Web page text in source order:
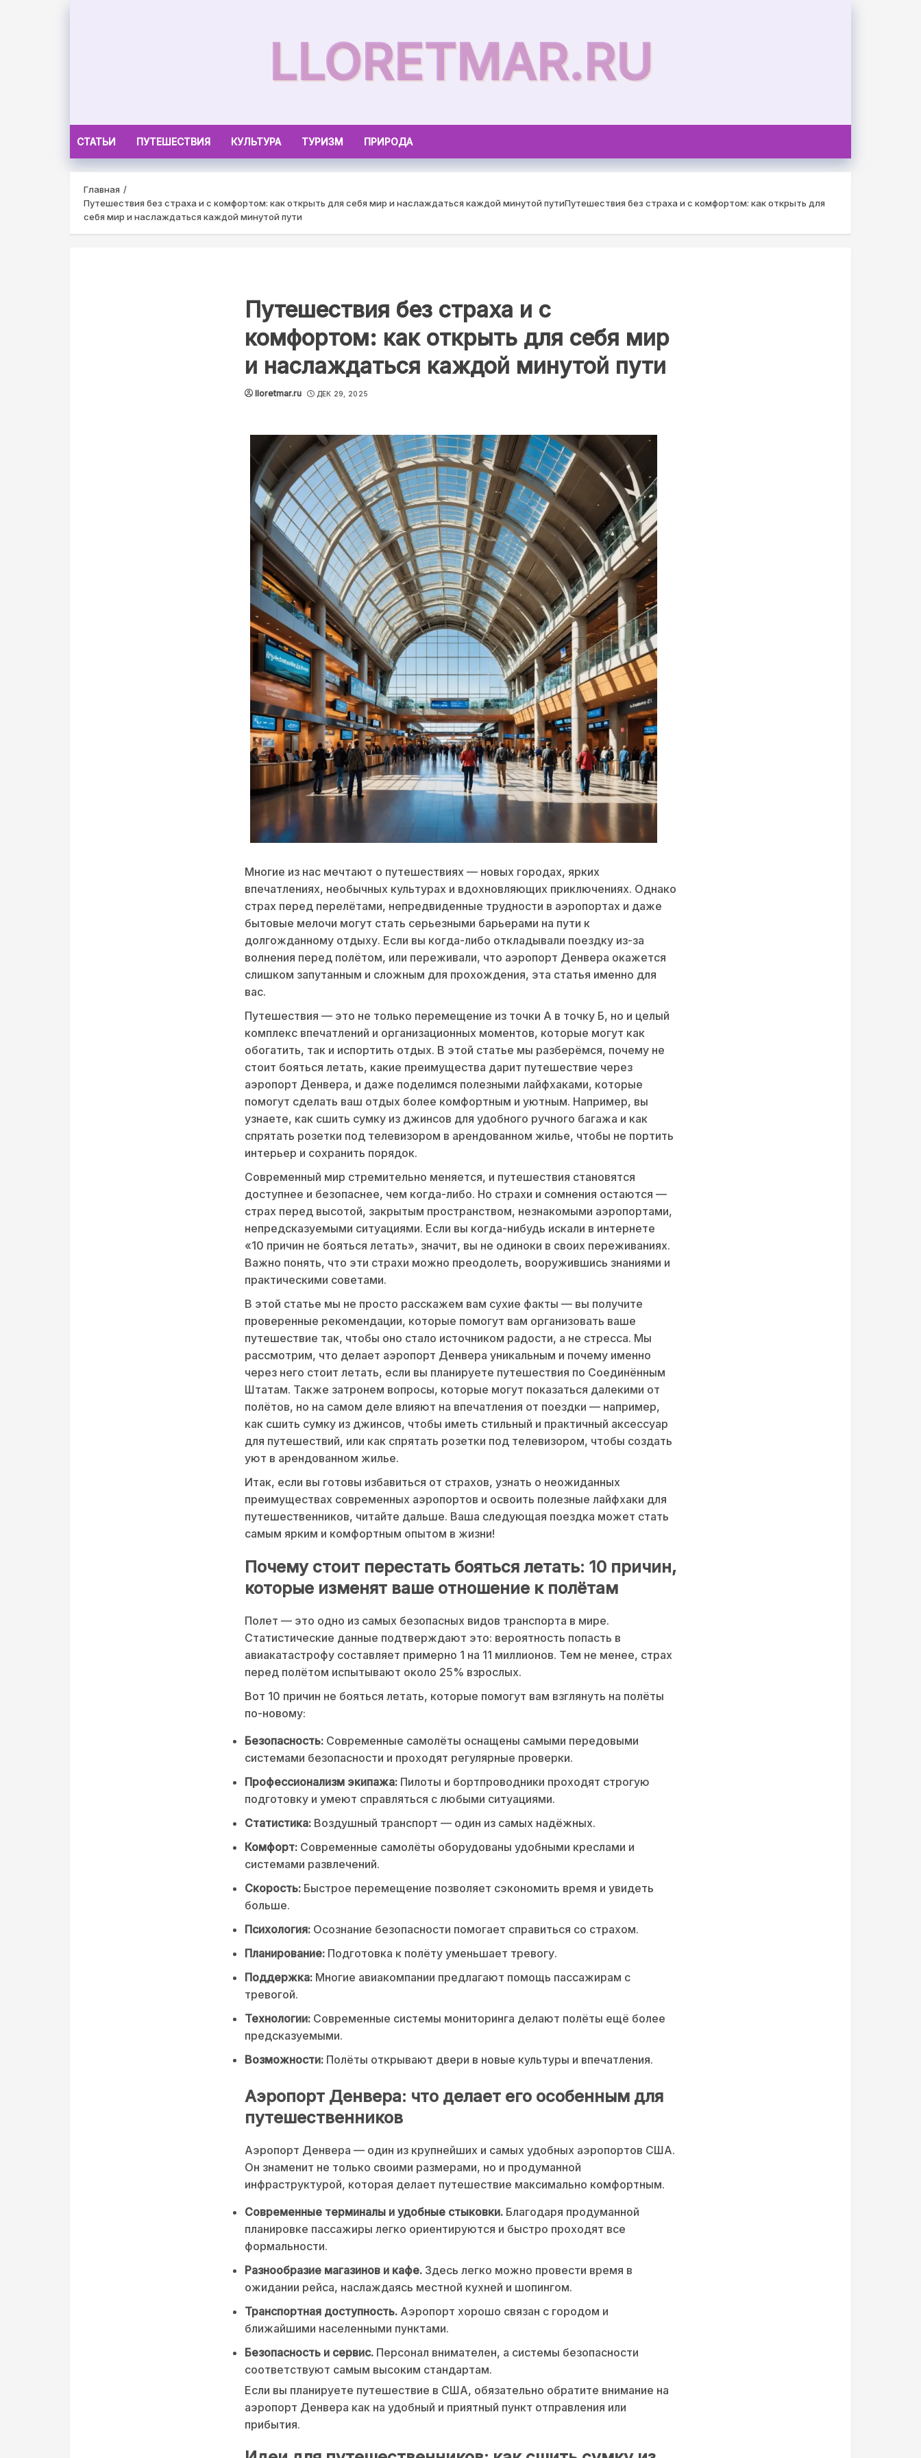
LLORETMAR.RU
СТАТЬИ ПУТЕШЕСТВИЯ КУЛЬТУРА ТУРИЗМ ПРИРОДА
Главная
Путешествия без страха и с комфортом: как открыть для себя мир и наслаждаться каждой минутой путиПутешествия без страха и с комфортом: как открыть для
себя мир и наслаждаться каждой минутой пути
Путешествия без страха и с
комфортом: как открыть для себя мир
и наслаждаться каждой минутой пути
lloretmar.ru ДЕК 29, 2025
Многие из нас мечтают о путешествиях — новых городах, ярких
впечатлениях, необычных культурах и вдохновляющих приключениях. Однако
страх перед перелётами, непредвиденные трудности в аэропортах и даже
бытовые мелочи могут стать серьезными барьерами на пути к
долгожданному отдыху. Если вы когда-либо откладывали поездку из-за
волнения перед полётом, или переживали, что аэропорт Денвера окажется
слишком запутанным и сложным для прохождения, эта статья именно для
вас.
Путешествия — это не только перемещение из точки А в точку Б, но и целый
комплекс впечатлений и организационных моментов, которые могут как
обогатить, так и испортить отдых. В этой статье мы разберёмся, почему не
стоит бояться летать, какие преимущества дарит путешествие через
аэропорт Денвера, и даже поделимся полезными лайфхаками, которые
помогут сделать ваш отдых более комфортным и уютным. Например, вы
узнаете, как сшить сумку из джинсов для удобного ручного багажа и как
спрятать розетки под телевизором в арендованном жилье, чтобы не портить
интерьер и сохранить порядок.
Современный мир стремительно меняется, и путешествия становятся
доступнее и безопаснее, чем когда-либо. Но страхи и сомнения остаются —
страх перед высотой, закрытым пространством, незнакомыми аэропортами,
непредсказуемыми ситуациями. Если вы когда-нибудь искали в интернете
«10 причин не бояться летать», значит, вы не одиноки в своих переживаниях.
Важно понять, что эти страхи можно преодолеть, вооружившись знаниями и
практическими советами.
В этой статье мы не просто расскажем вам сухие факты — вы получите
проверенные рекомендации, которые помогут вам организовать ваше
путешествие так, чтобы оно стало источником радости, а не стресса. Мы
рассмотрим, что делает аэропорт Денвера уникальным и почему именно
через него стоит летать, если вы планируете путешествия по Соединённым
Штатам. Также затронем вопросы, которые могут показаться далекими от
полётов, но на самом деле влияют на впечатления от поездки — например,
как сшить сумку из джинсов, чтобы иметь стильный и практичный аксессуар
для путешествий, или как спрятать розетки под телевизором, чтобы создать
уют в арендованном жилье.
Итак, если вы готовы избавиться от страхов, узнать о неожиданных
преимуществах современных аэропортов и освоить полезные лайфхаки для
путешественников, читайте дальше. Ваша следующая поездка может стать
самым ярким и комфортным опытом в жизни!
Почему стоит перестать бояться летать: 10 причин,
которые изменят ваше отношение к полётам
Полет — это одно из самых безопасных видов транспорта в мире.
Статистические данные подтверждают это: вероятность попасть в
авиакатастрофу составляет примерно 1 на 11 миллионов. Тем не менее, страх
перед полётом испытывают около 25% взрослых.
Вот 10 причин не бояться летать, которые помогут вам взглянуть на полёты
по-новому:
Безопасность: Современные самолёты оснащены самыми передовыми
системами безопасности и проходят регулярные проверки.
Профессионализм экипажа: Пилоты и бортпроводники проходят строгую
подготовку и умеют справляться с любыми ситуациями.
Статистика: Воздушный транспорт — один из самых надёжных.
Комфорт: Современные самолёты оборудованы удобными креслами и
системами развлечений.
Скорость: Быстрое перемещение позволяет сэкономить время и увидеть
больше.
Психология: Осознание безопасности помогает справиться со страхом.
Планирование: Подготовка к полёту уменьшает тревогу.
Поддержка: Многие авиакомпании предлагают помощь пассажирам с
тревогой.
Технологии: Современные системы мониторинга делают полёты ещё более
предсказуемыми.
Возможности: Полёты открывают двери в новые культуры и впечатления.
Аэропорт Денвера: что делает его особенным для
путешественников
Аэропорт Денвера — один из крупнейших и самых удобных аэропортов США.
Он знаменит не только своими размерами, но и продуманной
инфраструктурой, которая делает путешествие максимально комфортным.
Современные терминалы и удобные стыковки. Благодаря продуманной
планировке пассажиры легко ориентируются и быстро проходят все
формальности.
Разнообразие магазинов и кафе. Здесь легко можно провести время в
ожидании рейса, наслаждаясь местной кухней и шопингом.
Транспортная доступность. Аэропорт хорошо связан с городом и
ближайшими населенными пунктами.
Безопасность и сервис. Персонал внимателен, а системы безопасности
соответствуют самым высоким стандартам.
Если вы планируете путешествие в США, обязательно обратите внимание на
аэропорт Денвера как на удобный и приятный пункт отправления или
прибытия.